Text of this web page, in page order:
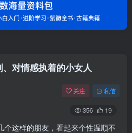
对情感执着的小女人
关注 私信
356 19
个这样的朋友，看起来个性温顺不